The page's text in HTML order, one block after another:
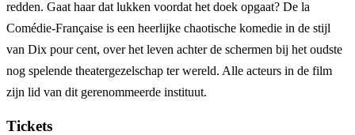
redden. Gaat haar dat lukken voordat het doek opgaat? De la
Comédie-Française is een heerlijke chaotische komedie in de stijl
van Dix pour cent, over het leven achter de schermen bij het oudste
nog spelende theatergezelschap ter wereld. Alle acteurs in de film
zijn lid van dit gerenommeerde instituut.
Tickets